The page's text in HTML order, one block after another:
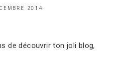
2014
de découvrir ton joli blog,